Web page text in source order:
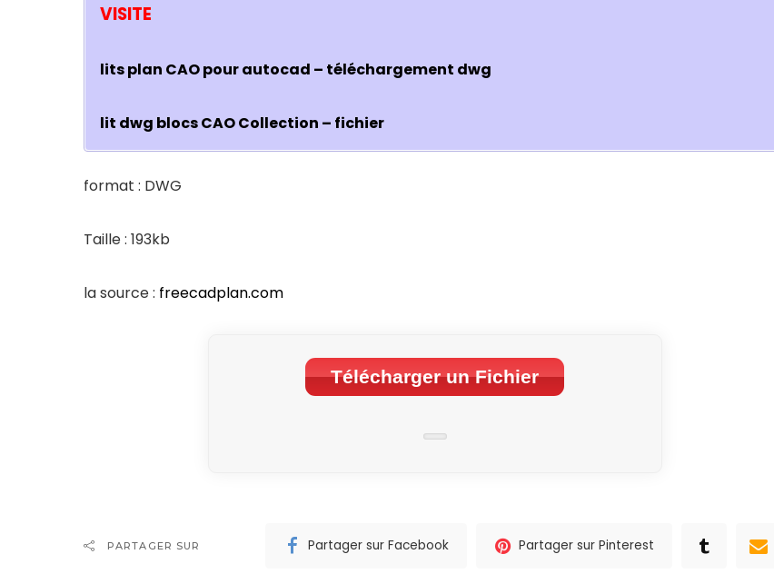
VISITE
lits plan CAO pour autocad – téléchargement dwg
lit dwg blocs CAO Collection – fichier
format : DWG
Taille : 193kb
la source : freecadplan.com
Télécharger un Fichier
PARTAGER SUR Partager sur Facebook Partager sur Pinterest